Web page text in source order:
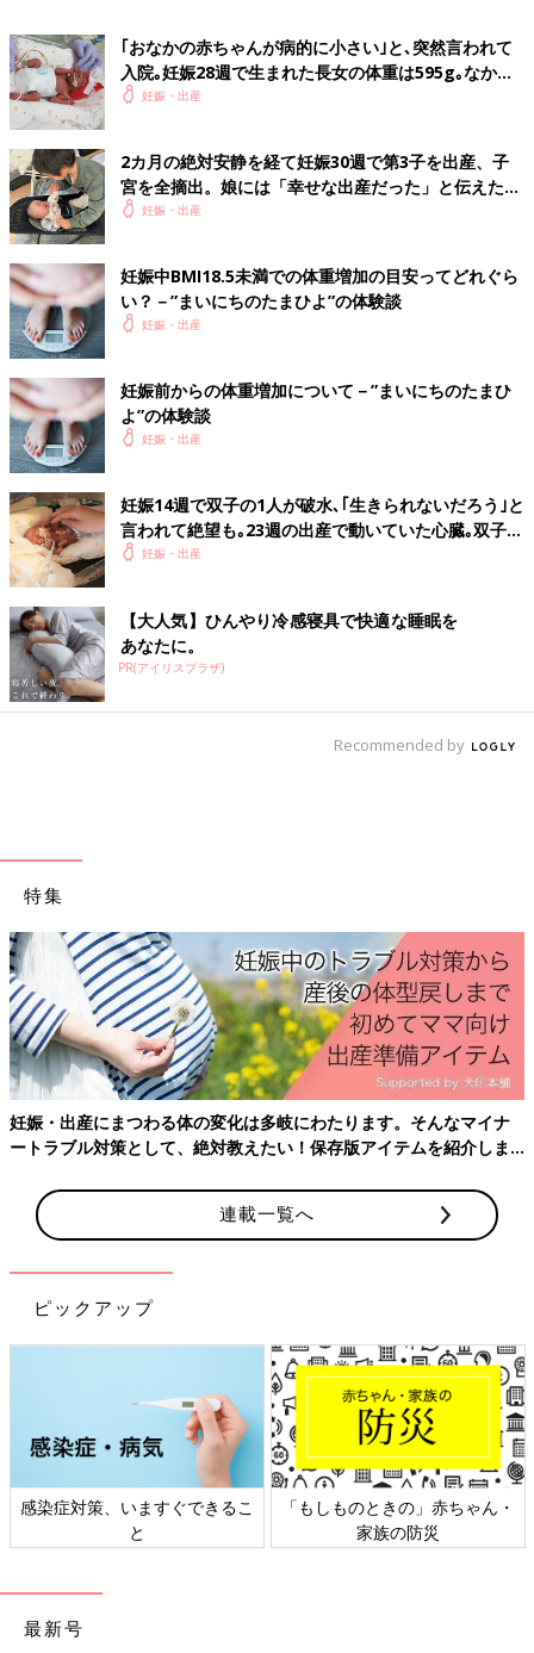
■関連：妊娠中の体重制限ってたいへん…みんなはどう乗り切っ
た？
す。
授乳中だけじゃな
い！断乳後も要注意
の「乳腺炎」の恐怖
無理解だった…。「妊
娠してすみません」と
いう空気
｢おなかの赤ちゃんが病的に小さい｣と､突然言われて
入院｡妊娠28週で生まれた長女の体重は595g｡なかな
か会えない日々に涙した【低出生体重児】
妊娠・出産
2カ月の絶対安静を経て妊娠30週で第3子を出産、子
宮を全摘出。娘には「幸せな出産だった」と伝えたい
【極低出生体重児】
妊娠・出産
妊娠中BMI18.5未満での体重増加の目安ってどれぐら
い？－”まいにちのたまひよ”の体験談
妊娠・出産
妊娠前からの体重増加について－”まいにちのたまひ
よ”の体験談
妊娠・出産
妊娠14週で双子の1人が破水､｢生きられないだろう｣と
言われて絶望も｡23週の出産で動いていた心臓｡双子の
生命力に涙した【低出生体重児】
妊娠・出産
【大人気】ひんやり冷感寝具で快適な睡眠を
あなたに。
PR(アイリスプラザ)
Recommended by
特集
妊娠・出産にまつわる体の変化は多岐にわたります。そんなマイナ
ートラブル対策として、絶対教えたい！保存版アイテムを紹介しま
連載一覧へ
ピックアップ
感染症対策、いますぐできるこ
と
「もしものときの」赤ちゃん・
家族の防災
最新号